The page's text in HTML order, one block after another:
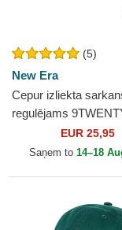
(5)
New Era
Cepur izliekta
regulējams
League Essential no
York Yankees MLB
EUR 25,95
Saņem to 14–18